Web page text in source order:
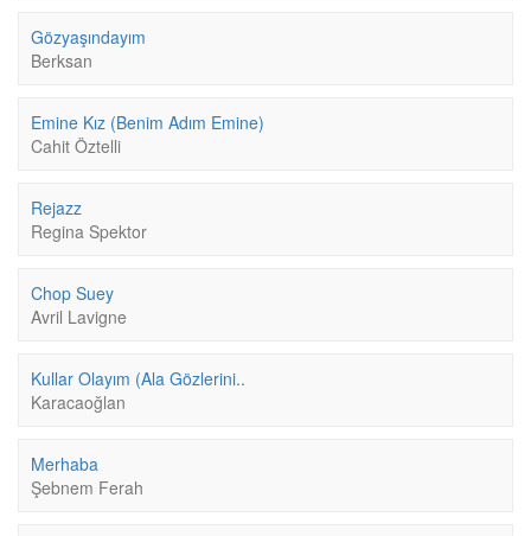
Gözyaşındayım
Berksan
Emine Kız (Benim Adım Emine)
Cahit Öztelli
Rejazz
Regina Spektor
Chop Suey
Avril Lavigne
Kullar Olayım (Ala Gözlerini..
Karacaoğlan
Merhaba
Şebnem Ferah